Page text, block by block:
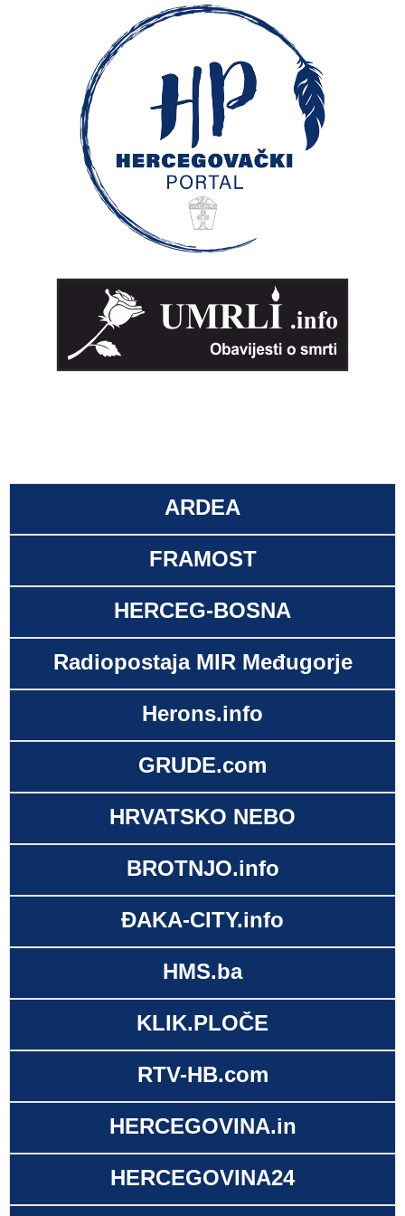
ARDEA
FRAMOST
HERCEG-BOSNA
Radiopostaja MIR Međugorje
Herons.info
GRUDE.com
HRVATSKO NEBO
BROTNJO.info
ĐAKA-CITY.info
HMS.ba
KLIK.PLOČE
RTV-HB.com
HERCEGOVINA.in
HERCEGOVINA24